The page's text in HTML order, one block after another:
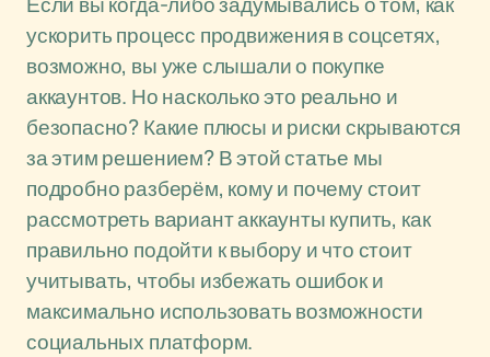
ускорить процесс продвижения в соцсетях,
возможно, вы уже слышали о покупке
аккаунтов. Но насколько это реально и
безопасно? Какие плюсы и риски скрываются
за этим решением? В этой статье мы
подробно разберём, кому и почему стоит
рассмотреть вариант аккаунты купить, как
правильно подойти к выбору и что стоит
учитывать, чтобы избежать ошибок и
максимально использовать возможности
социальных платформ.